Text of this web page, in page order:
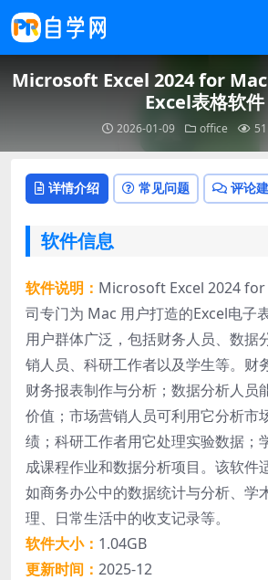
Microsoft Excel 2024 for Mac
Excel表格软件
2026-01-09 office 51
详情介绍 常见问题 评论
软件信息
软件说明： Microsoft Excel 2024 for
司专门为 Mac 用户打造的Excel电子
用户群体广泛，包括财务人员、数据
销人员、科研工作者以及学生等。财
财务报表制作与分析；数据分析人员
价值；市场营销人员可利用它分析市
绩；科研工作者用它处理实验数据；
成课程作业和数据分析项目。该软件
如商务办公中的数据统计与分析、学
理、日常生活中的收支记录等。
软件大小： 1.04GB
更新时间： 2025-12